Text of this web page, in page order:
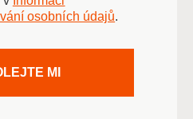
osobních údajů.
MI